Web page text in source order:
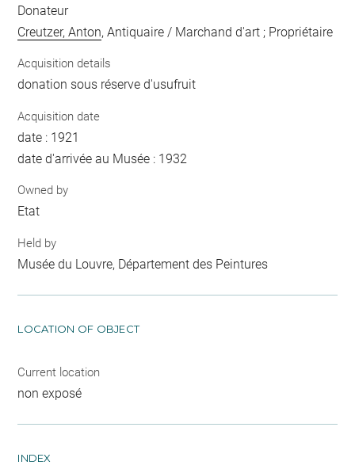
Donateur
Creutzer, Anton, Antiquaire / Marchand d'art ; Propriétaire
Acquisition details
donation sous réserve d'usufruit
Acquisition date
date : 1921
date d'arrivée au Musée : 1932
Owned by
Etat
Held by
Musée du Louvre, Département des Peintures
LOCATION OF OBJECT
Current location
non exposé
INDEX